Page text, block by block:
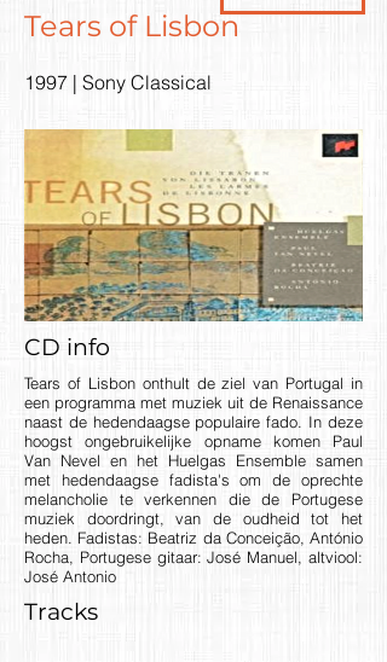
Tears of Lisbon
1997 | Sony Classical
CD info
Tears of Lisbon onthult de ziel van Portugal in
een programma met muziek uit de Renaissance
naast de hedendaagse populaire fado. In deze
hoogst ongebruikelijke opname komen Paul
Van Nevel en het Huelgas Ensemble samen
met hedendaagse fadista's om de oprechte
melancholie te verkennen die de Portugese
muziek doordringt, van de oudheid tot het
heden. Fadistas: Beatriz da Conceição, António
Rocha, Portugese gitaar: José Manuel, altviool:
José Antonio
Tracks